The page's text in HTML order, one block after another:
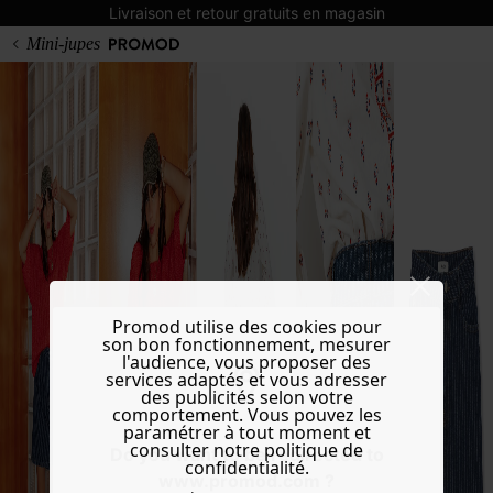
Livraison et retour gratuits en magasin
Do you want to be redirected to
www.promod.com ?
Mini-jupes
Promod utilise des cookies pour
son bon fonctionnement, mesurer
l'audience, vous proposer des
services adaptés et vous adresser
des publicités selon votre
comportement. Vous pouvez les
paramétrer à tout moment et
consulter notre politique de
confidentialité.